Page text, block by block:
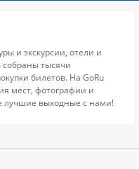
и экскурсии, отели и
собраны тысячи
билетов. На GoRu
мест, фотографии и
лучшие выходные с нами!